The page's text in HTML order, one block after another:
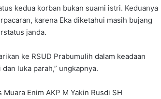
kedua korban bukan suami istri. Keduanya
karena Eka diketahui masih bujang
janda.
ke RSUD Prabumulih dalam keadaan
luka parah,” ungkapnya.
Enim AKP M Yakin Rusdi SH